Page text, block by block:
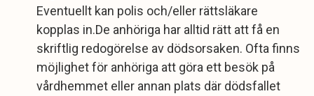
Eventuellt kan polis och/eller rättsläkare
kopplas in.De anhöriga har alltid rätt att få en
skriftlig redogörelse av dödsorsaken. Ofta finns
möjlighet för anhöriga att göra ett besök på
vårdhemmet eller annan plats där dödsfallet